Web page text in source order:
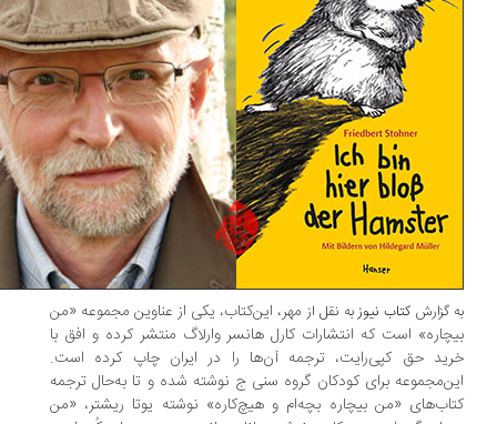
گزارش کتاب نیوز به نقل ازمهر، این‌کتاب، یکی از عناوین مجموعه «من
است که انتشارات کارل هانسر وارلاگ منتشر کرده و افق با
حق کپی‌رایت، ترجمه‌ آن‌ها را در ایران چاپ کرده است.
برای کودکان گروه سنی ج نوشته شده و تا به‌حال ترجمه
«من بیچاره بچه‌ام و هیچ‌کاره» نوشته یوتا ریشتر، «من